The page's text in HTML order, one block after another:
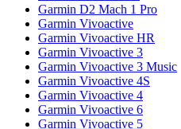
Garmin D2 Mach 1 Pro
Garmin Vivoactive
Garmin Vivoactive HR
Garmin Vivoactive 3
Garmin Vivoactive 3 Music
Garmin Vivoactive 4S
Garmin Vivoactive 4
Garmin Vivoactive 6
Garmin Vivoactive 5